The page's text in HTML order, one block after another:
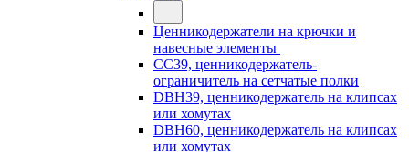
Ценникодержатели на крючки и
навесные элементы
CC39, ценникодержатель-
ограничитель на сетчатые полки
DBH39, ценникодержатель на клипсах
или хомутах
DBH60, ценникодержатель на клипсах
или хомутах